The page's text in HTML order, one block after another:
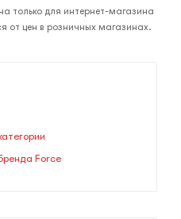
только для интернет-магазина
от цен в розничных магазинах.
Force